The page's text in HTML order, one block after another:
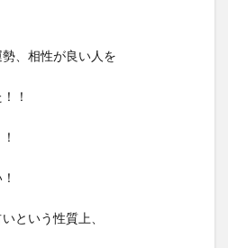
、相性が良い人を
！
という性質上、